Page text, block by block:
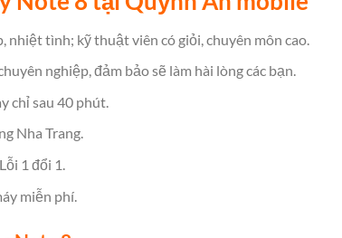
nhiệt tình; kỹ thuật viên có giỏi, chuyên môn cao.
nghiệp, đảm bảo sẽ làm hài lòng các bạn.
chỉ sau 40 phút.
Nha Trang.
1 đổi 1.
miễn phí.